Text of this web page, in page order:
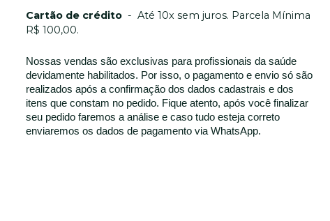
Cartão de crédito - Até 10x sem juros. Parcela Mínima
R$ 100,00.
Nossas vendas são exclusivas para profissionais da saúde
devidamente habilitados. Por isso, o pagamento e envio só são
realizados após a confirmação dos dados cadastrais e dos
itens que constam no pedido. Fique atento, após você finalizar
seu pedido faremos a análise e caso tudo esteja correto
enviaremos os dados de pagamento via WhatsApp.